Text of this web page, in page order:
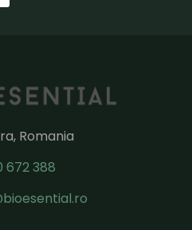
Romania
672 388